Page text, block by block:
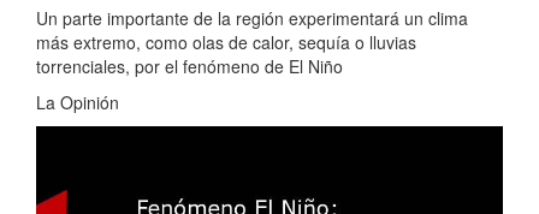
Un parte importante de la región experimentará un clima
más extremo, como olas de calor, sequía o lluvias
torrenciales, por el fenómeno de El Niño
La Opinión